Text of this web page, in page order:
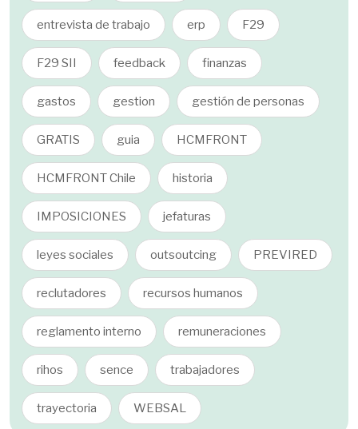
entrevista de trabajo erp F29
F29 SII feedback finanzas
gastos gestion gestión de personas
GRATIS guia HCMFRONT
HCMFRONT Chile historia
IMPOSICIONES jefaturas
leyes sociales outsoutcing PREVIRED
reclutadores recursos humanos
reglamento interno remuneraciones
rihos sence trabajadores
trayectoria WEBSAL